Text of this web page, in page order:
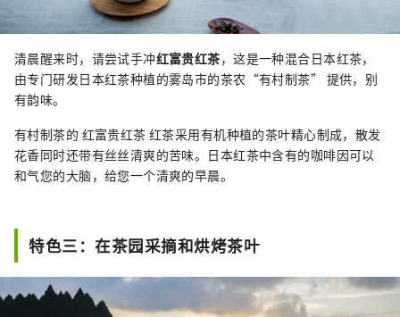
清晨醒来时，请尝试手冲红富贵红茶，这是一种混合日本红茶，
由专门研发日本红茶种植的雾岛市的茶农“有村制茶” 提供，别
有韵味。
有村制茶的 红富贵红茶 红茶采用有机种植的茶叶精心制成，散发
花香同时还带有丝丝清爽的苦味。日本红茶中含有的咖啡因可以
和气您的大脑，给您一个清爽的早晨。
特色三：在茶园采摘和烘烤茶叶